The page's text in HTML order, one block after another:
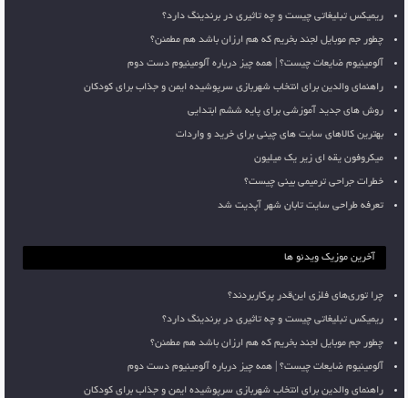
ریمیکس تبلیغاتی چیست و چه تاثیری در برندینگ دارد؟
چطور جم موبایل لجند بخریم که هم ارزان باشد هم مطمئن؟
آلومینیوم ضایعات چیست؟ | همه چیز درباره آلومینیوم دست دوم
راهنمای والدین برای انتخاب شهربازی سرپوشیده ایمن و جذاب برای کودکان
روش های جدید آموزشی برای پایه ششم ابتدایی
بهترین کالاهای سایت های چینی برای خرید و واردات
میکروفون یقه ای زیر یک میلیون
خطرات جراحی ترمیمی بینی چیست؟
تعرفه طراحی سایت تابان شهر آپدیت شد
آخرین موزیک ویدئو ها
چرا توری‌های فلزی این‌قدر پرکاربردند؟
ریمیکس تبلیغاتی چیست و چه تاثیری در برندینگ دارد؟
چطور جم موبایل لجند بخریم که هم ارزان باشد هم مطمئن؟
آلومینیوم ضایعات چیست؟ | همه چیز درباره آلومینیوم دست دوم
راهنمای والدین برای انتخاب شهربازی سرپوشیده ایمن و جذاب برای کودکان